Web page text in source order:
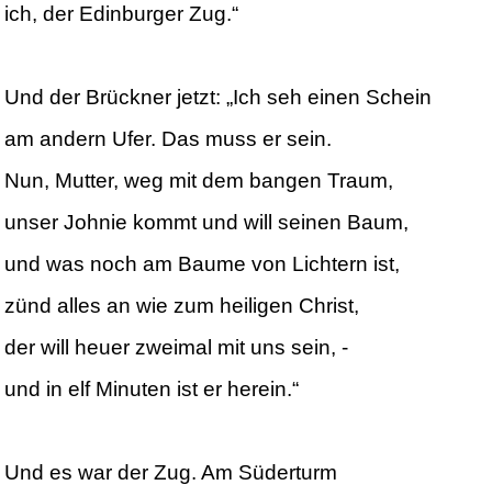
ich, der Edinburger Zug.“
Und der Brückner jetzt: „Ich seh einen Schein
am andern Ufer. Das muss er sein.
Nun, Mutter, weg mit dem bangen Traum,
unser Johnie kommt und will seinen Baum,
und was noch am Baume von Lichtern ist,
zünd alles an wie zum heiligen Christ,
der will heuer zweimal mit uns sein, -
und in elf Minuten ist er herein.“
Und es war der Zug. Am Süderturm